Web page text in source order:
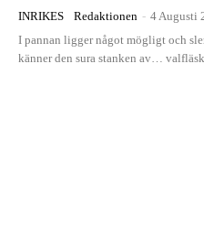
INRIKES Redaktionen - 4 Augusti
I pannan ligger något mögligt och
känner den sura stanken av…